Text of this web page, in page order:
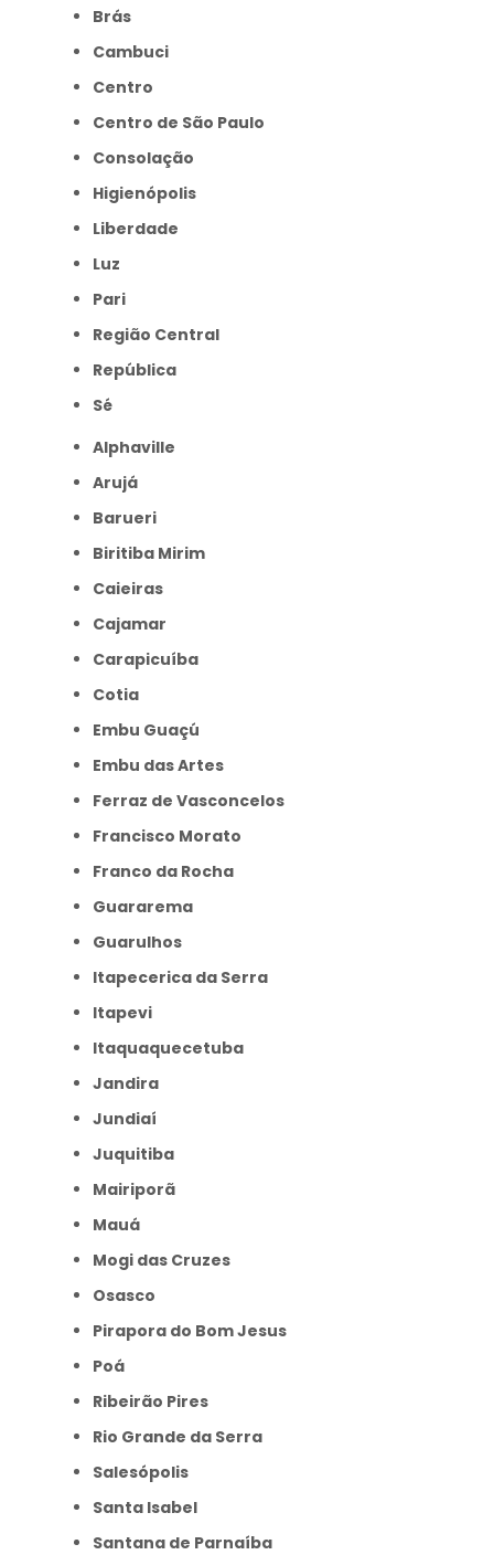
Brás
Cambuci
Centro
Centro de São Paulo
Consolação
Higienópolis
Liberdade
Luz
Pari
Região Central
República
Sé
Alphaville
Arujá
Barueri
Biritiba Mirim
Caieiras
Cajamar
Carapicuíba
Cotia
Embu Guaçú
Embu das Artes
Ferraz de Vasconcelos
Francisco Morato
Franco da Rocha
Guararema
Guarulhos
Itapecerica da Serra
Itapevi
Itaquaquecetuba
Jandira
Jundiaí
Juquitiba
Mairiporã
Mauá
Mogi das Cruzes
Osasco
Pirapora do Bom Jesus
Poá
Ribeirão Pires
Rio Grande da Serra
Salesópolis
Santa Isabel
Santana de Parnaíba